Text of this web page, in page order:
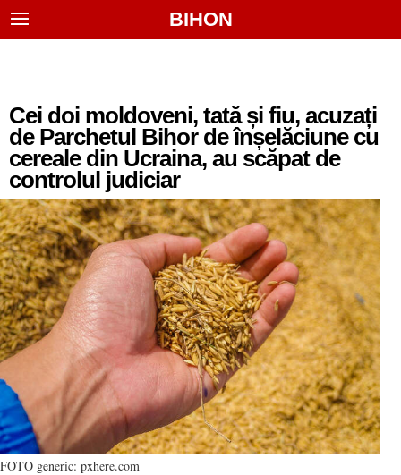
BIHON
Cei doi moldoveni, tată și fiu, acuzați
de Parchetul Bihor de înșelăciune cu
cereale din Ucraina, au scăpat de
controlul judiciar
FOTO generic: pxhere.com